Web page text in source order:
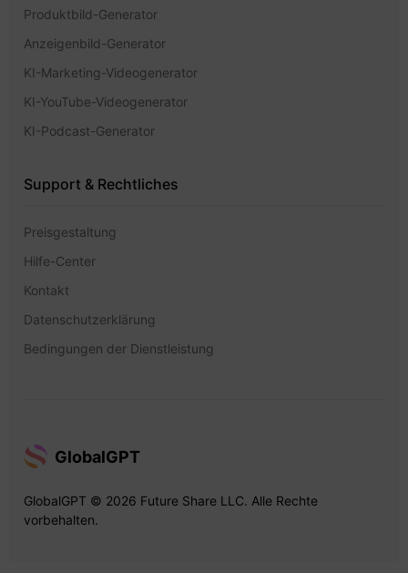
Produktbild-Generator
Anzeigenbild-Generator
KI-Marketing-Videogenerator
KI-YouTube-Videogenerator
KI-Podcast-Generator
Support & Rechtliches
Preisgestaltung
Hilfe-Center
Kontakt
Datenschutzerklärung
Bedingungen der Dienstleistung
GlobalGPT
GlobalGPT © 2026 Future Share LLC. Alle Rechte
vorbehalten.